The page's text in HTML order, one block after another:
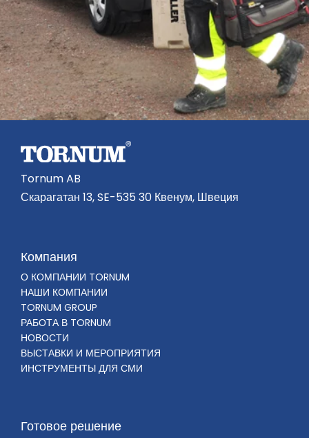
Tornum AB
Скарагатан 13, SE-535 30 Квенум, Швеция
Компания
О КОМПАНИИ TORNUM
НАШИ КОМПАНИИ
TORNUM GROUP
РАБОТА В TORNUM
НОВОСТИ
ВЫСТАВКИ И МЕРОПРИЯТИЯ
ИНСТРУМЕНТЫ ДЛЯ СМИ
Готовое решение